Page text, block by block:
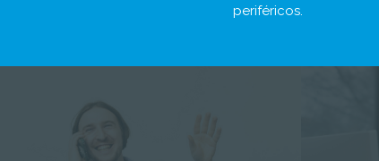
periféricos.